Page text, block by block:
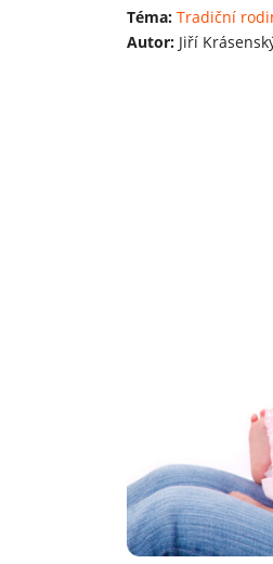
Téma: Tradiční
Autor: Jiří